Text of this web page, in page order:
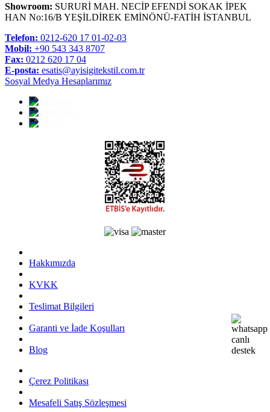
Showroom: SURURİ MAH. NECİP EFENDİ SOKAK İPEK
HAN No:16/B YEŞİLDİREK EMİNÖNÜ-FATİH İSTANBUL
Telefon: 0212-620 17 01-02-03
Mobil: +90 543 343 8707
Fax: 0212 620 17 04
E-posta: esatis@ayisigitekstil.com.tr
Sosyal Medya Hesaplarımız
Hakkımızda
KVKK
Teslimat Bilgileri
Garanti ve İade Koşulları
Blog
Çerez Politikası
Mesafeli Satış Sözleşmesi